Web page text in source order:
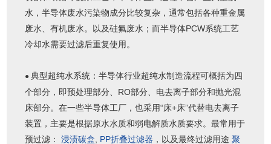
水，半导体废水污染物成分比较复杂，通常包括各种重金属
废水、有机废水。以及硅氟废水；而半导体PCW系统工艺
冷却水需要过滤后重复使用。
●典型超纯水系统：半导体行业超纯水制造流程可概括为四
个部分，即预处理部分、RO部分、电去离子部分和抛光混
床部分。在一些半导体工厂，也采用“床+床”代替电去离子
装置，主要是根据原水水质和弱电解质水质要求。最常用于
预过滤：浸渍碳盒, PP折叠过滤器 ，以及最终过滤用途聚